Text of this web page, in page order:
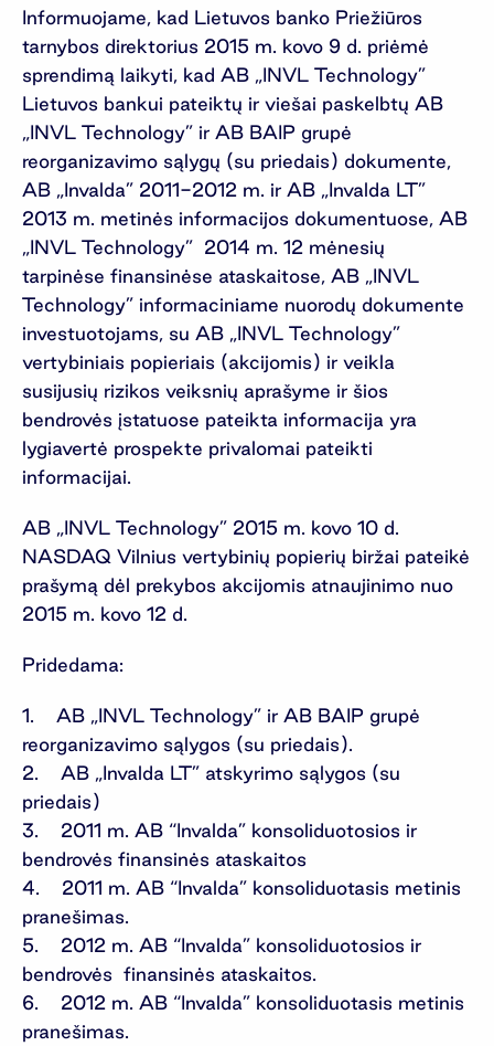
Informuojame, kad Lietuvos banko Priežiūros
tarnybos direktorius 2015 m. kovo 9 d. priėmė
sprendimą laikyti, kad AB „INVL Technology”
Lietuvos bankui pateiktų ir viešai paskelbtų AB
„INVL Technology” ir AB BAIP grupė
reorganizavimo sąlygų (su priedais) dokumente,
AB „Invalda” 2011-2012 m. ir AB „Invalda LT”
2013 m. metinės informacijos dokumentuose, AB
„INVL Technology” 2014 m. 12 mėnesių
tarpinėse finansinėse ataskaitose, AB „INVL
Technology” informaciniame nuorodų dokumente
investuotojams, su AB „INVL Technology”
vertybiniais popieriais (akcijomis) ir veikla
susijusių rizikos veiksnių aprašyme ir šios
bendrovės įstatuose pateikta informacija yra
lygiavertė prospekte privalomai pateikti
informacijai.
AB „INVL Technology” 2015 m. kovo 10 d.
NASDAQ Vilnius vertybinių popierių biržai pateikė
prašymą dėl prekybos akcijomis atnaujinimo nuo
2015 m. kovo 12 d.
Pridedama:
1. AB „INVL Technology” ir AB BAIP grupė
reorganizavimo sąlygos (su priedais).
2. AB „Invalda LT” atskyrimo sąlygos (su
priedais)
3. 2011 m. AB “Invalda” konsoliduotosios ir
bendrovės finansinės ataskaitos
4. 2011 m. AB “Invalda” konsoliduotasis metinis
pranešimas.
5. 2012 m. AB “Invalda” konsoliduotosios ir
bendrovės finansinės ataskaitos.
6. 2012 m. AB “Invalda” konsoliduotasis metinis
pranešimas.